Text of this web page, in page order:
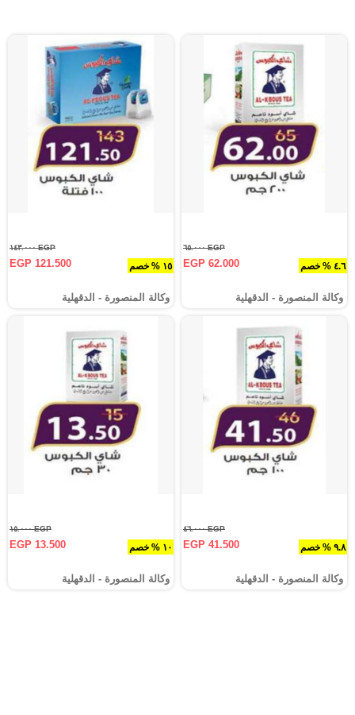
٤.٦ % خصم
EGP ٦٥.٠٠٠
EGP 62.000
وكالة المنصورة - الدقهلية‎
١٥ % خصم
EGP ١٤٣.٠٠٠
EGP 121.500
وكالة المنصورة - الدقهلية‎
٩.٨ % خصم
EGP ٤٦.٠٠٠
EGP 41.500
وكالة المنصورة - الدقهلية‎
١٠ % خصم
EGP ١٥.٠٠٠
EGP 13.500
وكالة المنصورة - الدقهلية‎